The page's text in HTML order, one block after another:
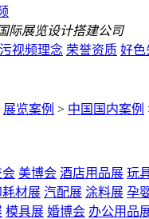
视频理念 荣誉资质 好色
展览案例 > 中国国内案例
会 美博会 酒店用品展 玩
材展 汽配展 涂料展 孕
模具展 婚博会 办公用品